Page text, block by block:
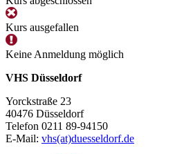
Kurs ausgefallen
Keine Anmeldung möglich
VHS Düsseldorf
Yorckstraße 23
40476 Düsseldorf
Telefon 0211 89-94150
E-Mail: vhs(at)duesseldorf.de